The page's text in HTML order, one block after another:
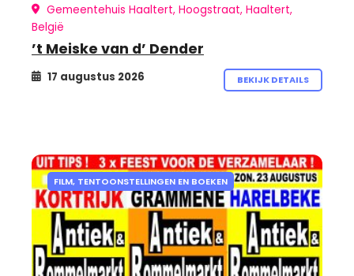
Gemeentehuis Haaltert, Hoogstraat, Haaltert,
België
’t Meiske van d’ Dender
17 augustus 2026 BEKIJK DETAILS
FILM, TENTOONSTELLINGEN EN BOEKEN